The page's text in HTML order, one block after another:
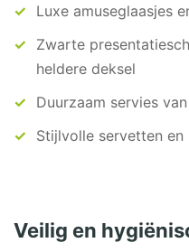
Luxe amuseglaasjes
Zwarte
heldere deksel
Duurzaam servies
Stijlvolle servetten
Veilig en